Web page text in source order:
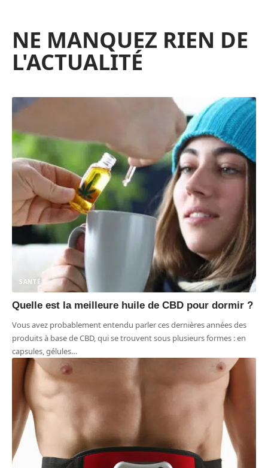
NE MANQUEZ RIEN DE
L'ACTUALITÉ
SANTÉ
Quelle est la meilleure huile de CBD pour dormir ?
Vous avez probablement entendu parler ces dernières années des
produits à base de CBD, qui se trouvent sous plusieurs formes : en
capsules, gélules…